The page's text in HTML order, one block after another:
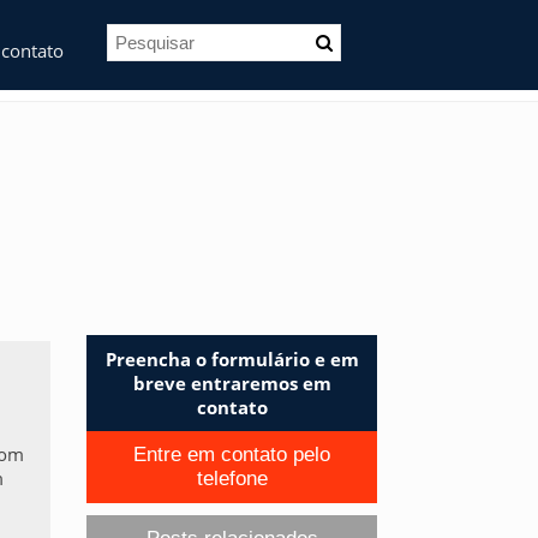
Preencha o formulário e em
breve entraremos em
contato
Entre em contato pelo
telefone